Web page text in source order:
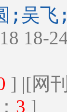
;吴
18-
] |[网
3 ]